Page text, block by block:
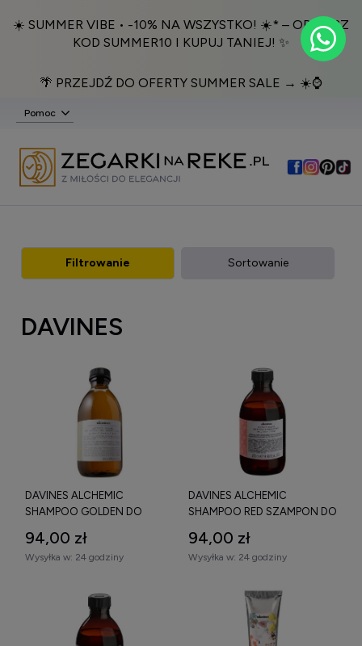
☀️ SUMMER VIBE • -10% NA WSZYSTKO! ☀️* – ODBIERZ
KOD SUMMER10 I KUPUJ TANIEJ! ✨
🌴 PRZEJDŹ DO OFERTY SUMMER SALE → ☀️⌚️
Pomoc
Filtrowanie Sortowanie
DAVINES
DAVINES ALCHEMIC
SHAMPOO GOLDEN DO
ZŁOCISTEGO BLONDU 280
ML
94,00 zł
Wysyłka w: 24 godziny
DAVINES ALCHEMIC
SHAMPOO RED SZAMPON DO
MAHONIOWYCH 280 ML
94,00 zł
Wysyłka w: 24 godziny